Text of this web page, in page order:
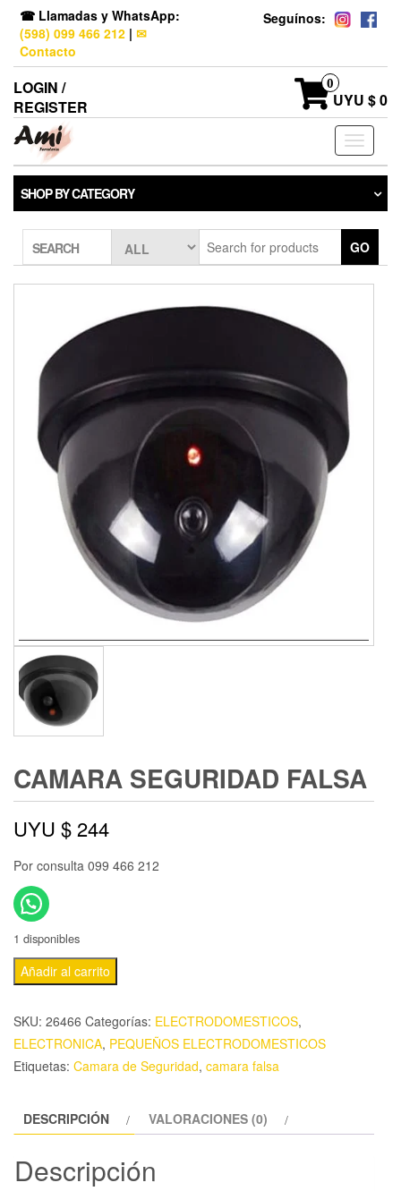
☎ Llamadas y WhatsApp:
(598) 099 466 212 | ✉
Contacto
Seguínos:
LOGIN /
REGISTER
0
UYU $ 0
Toggle
SHOP BY CATEGORY
SEARCH GO
CAMARA SEGURIDAD FALSA
UYU $ 244
Por consulta 099 466 212
1 disponibles
Añadir al carrito
SKU: 26466 Categorías: ELECTRODOMESTICOS,
ELECTRONICA, PEQUEÑOS ELECTRODOMESTICOS
Etiquetas: Camara de Seguridad, camara falsa
DESCRIPCIÓN VALORACIONES (0)
Descripción